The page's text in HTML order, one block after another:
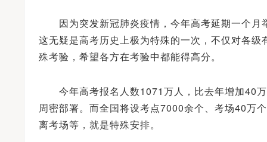
因为突发新冠肺炎疫情，今年高考延期一个月
这无疑是高考历史上极为特殊的一次，不仅对各
殊考验，希望各方在考验中都能得高分。
今年高考报名人数1071万人，比去年增加40万
周密部署。而全国将设考点7000余个、考场40万
离考场等，就是特殊安排。